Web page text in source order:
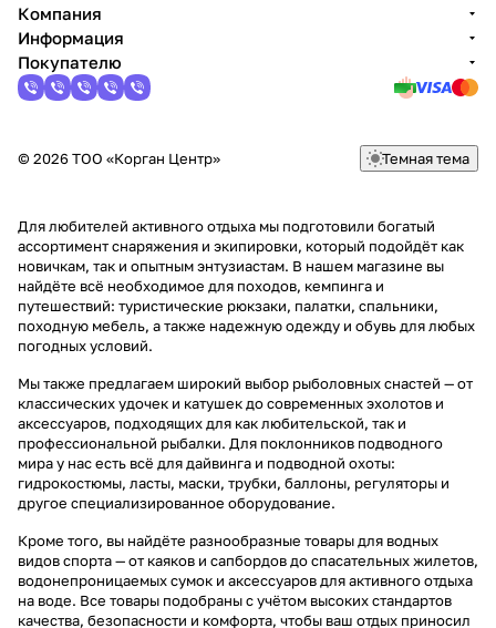
Компания
Информация
Покупателю
© 2026 ТОО «Корган Центр» Темная тема
Для любителей активного отдыха мы подготовили богатый
ассортимент снаряжения и экипировки, который подойдёт как
новичкам, так и опытным энтузиастам. В нашем магазине вы
найдёте всё необходимое для походов, кемпинга и
путешествий: туристические рюкзаки, палатки, спальники,
походную мебель, а также надежную одежду и обувь для любых
погодных условий.
Мы также предлагаем широкий выбор рыболовных снастей — от
классических удочек и катушек до современных эхолотов и
аксессуаров, подходящих для как любительской, так и
профессиональной рыбалки. Для поклонников подводного
мира у нас есть всё для дайвинга и подводной охоты:
гидрокостюмы, ласты, маски, трубки, баллоны, регуляторы и
другое специализированное оборудование.
Кроме того, вы найдёте разнообразные товары для водных
видов спорта — от каяков и сапбордов до спасательных жилетов,
водонепроницаемых сумок и аксессуаров для активного отдыха
на воде. Все товары подобраны с учётом высоких стандартов
качества, безопасности и комфорта, чтобы ваш отдых приносил